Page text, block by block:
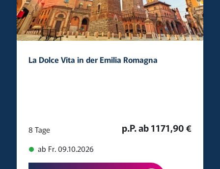
La Dolce Vita in der Emilia Romagna
8 Tage
ab Fr. 09.10.2026
p.P. ab 1171,90 €